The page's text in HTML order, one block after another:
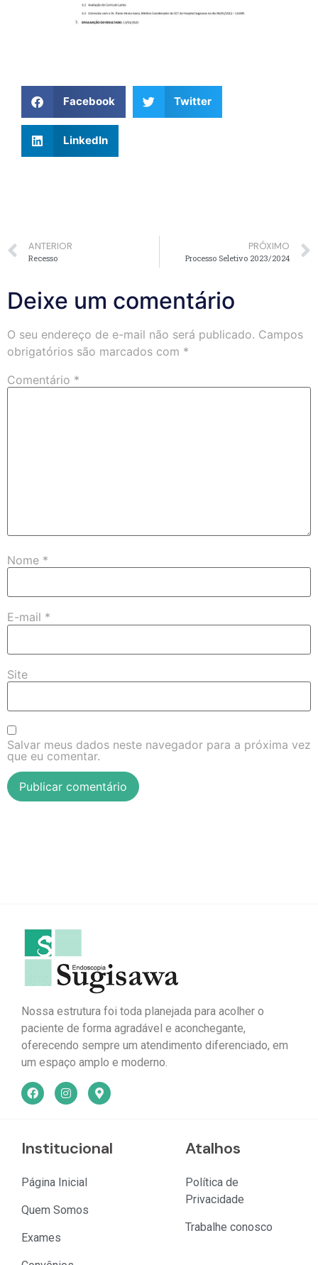
Facebook Twitter
LinkedIn
ANTERIOR
Recesso
PRÓXIMO
Processo Seletivo 2023/2024
Deixe um comentário
O seu endereço de e-mail não será publicado. Campos
obrigatórios são marcados com *
Comentário *
Nome *
E-mail *
Site
Salvar meus dados neste navegador para a próxima vez
que eu comentar.
Nossa estrutura foi toda planejada para acolher o
paciente de forma agradável e aconchegante,
oferecendo sempre um atendimento diferenciado, em
um espaço amplo e moderno.
Institucional
Página Inicial
Quem Somos
Exames
Atalhos
Política de
Privacidade
Trabalhe conosco